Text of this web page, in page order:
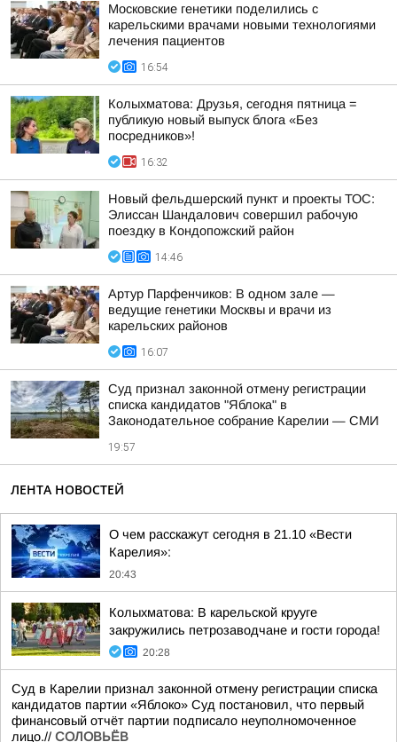
Московские генетики поделились с
карельскими врачами новыми технологиями
лечения пациентов
16:54
Колыхматова: Друзья, сегодня пятница =
публикую новый выпуск блога «Без
посредников»!
16:32
Новый фельдшерский пункт и проекты ТОС:
Элиссан Шандалович совершил рабочую
поездку в Кондопожский район
14:46
Артур Парфенчиков: В одном зале —
ведущие генетики Москвы и врачи из
карельских районов
16:07
Суд признал законной отмену регистрации
списка кандидатов "Яблока" в
Законодательное собрание Карелии — СМИ
19:57
ЛЕНТА НОВОСТЕЙ
О чем расскажут сегодня в 21.10 «Вести
Карелия»:
20:43
Колыхматова: В карельской крууге
закружились петрозаводчане и гости города!
20:28
Суд в Карелии признал законной отмену регистрации списка
кандидатов партии «Яблоко» Суд постановил, что первый
финансовый отчёт партии подписало неуполномоченное
лицо.// СОЛОВЬЁВ